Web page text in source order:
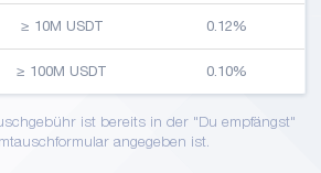
≥ 10M USDT 0.12%
≥ 100M USDT 0.10%
ist bereits in der "Du empfängst"
angegeben ist.